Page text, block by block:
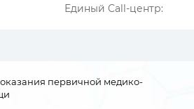
Единый Call-центр:
первичной медико-